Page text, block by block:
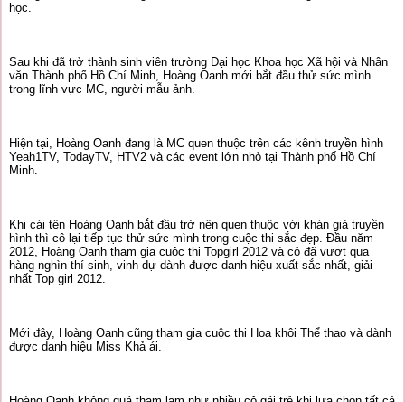
học.
Sau khi đã trở thành sinh viên trường Đại học Khoa học Xã hội và Nhân
văn Thành phố Hồ Chí Minh, Hoàng Oanh mới bắt đầu thử sức mình
trong lĩnh vực MC, người mẫu ảnh.
Hiện tại, Hoàng Oanh đang là MC quen thuộc trên các kênh truyền hình
Yeah1TV, TodayTV, HTV2 và các event lớn nhỏ tại Thành phố Hồ Chí
Minh.
Khi cái tên Hoàng Oanh bắt đầu trở nên quen thuộc với khán giả truyền
hình thì cô lại tiếp tục thử sức mình trong cuộc thi sắc đẹp. Đầu năm
2012, Hoàng Oanh tham gia cuộc thi Topgirl 2012 và cô đã vượt qua
hàng nghìn thí sinh, vinh dự dành được danh hiệu xuất sắc nhất, giải
nhất Top girl 2012.
Mới đây, Hoàng Oanh cũng tham gia cuộc thi Hoa khôi Thể thao và dành
được danh hiệu Miss Khả ái.